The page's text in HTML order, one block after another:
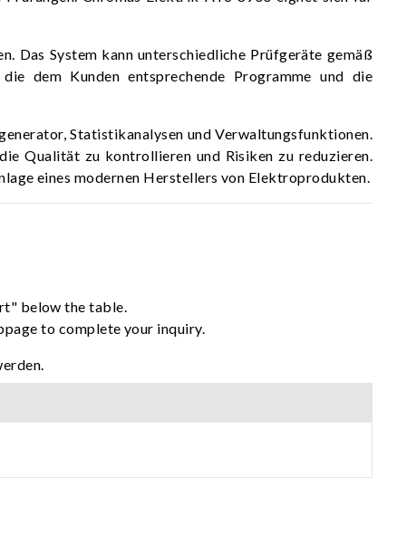
Das System kann unterschiedliche Prüfgeräte gemäß
dem Kunden entsprechende Programme und die
Statistikanalysen und Verwaltungsfunktionen.
Qualität zu kontrollieren und Risiken zu reduzieren.
eines modernen Herstellers von Elektroprodukten.
below the table.
to complete your inquiry.